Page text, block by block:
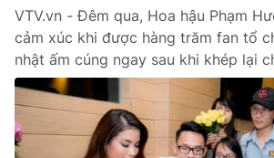
VTV.vn - Đêm qua, Hoa hậu Phạm
cảm xúc khi được hàng trăm fan tổ
nhật ấm cúng ngay sau khi khép lại